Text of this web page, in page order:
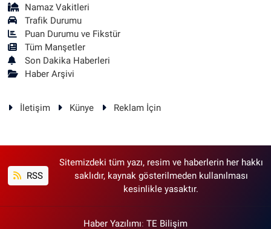
Namaz Vakitleri
Trafik Durumu
Puan Durumu ve Fikstür
Tüm Manşetler
Son Dakika Haberleri
Haber Arşivi
İletişim Künye Reklam İçin
RSS
Sitemizdeki tüm yazı, resim ve haberlerin her hakkı
saklıdır, kaynak gösterilmeden kullanılması
kesinlikle yasaktır.
Haber Yazılımı: TE Bilişim